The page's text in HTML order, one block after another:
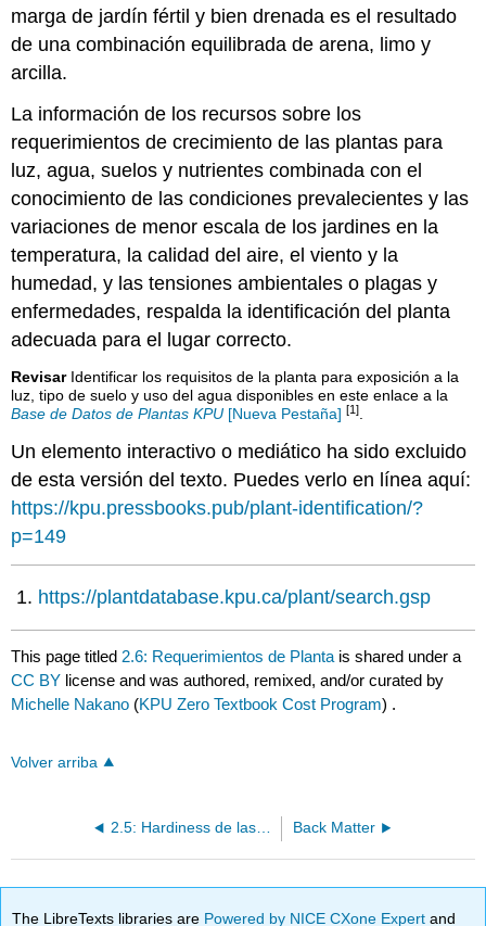
marga de jardín fértil y bien drenada es el resultado
de una combinación equilibrada de arena, limo y
arcilla.
La información de los recursos sobre los
requerimientos de crecimiento de las plantas para
luz, agua, suelos y nutrientes combinada con el
conocimiento de las condiciones prevalecientes y las
variaciones de menor escala de los jardines en la
temperatura, la calidad del aire, el viento y la
humedad, y las tensiones ambientales o plagas y
enfermedades, respalda la identificación del planta
adecuada para el lugar correcto.
RevisarIdentificar los requisitos de la planta para exposición a la
luz, tipo de suelo y uso del agua disponibles en este enlace a la
Base de Datos de Plantas KPU [Nueva Pestaña] [1]
Un elemento interactivo o mediático ha sido excluido
de esta versión del texto. Puedes verlo en línea aquí:
https://kpu.pressbooks.pub/plant-identification/?
p=149
https://plantdatabase.kpu.ca/plant/search.gsp
This page titled 2.6: Requerimientos de Planta is shared under a
CC BY license and was authored, remixed, and/or curated by
Michelle Nakano (KPU Zero Textbook Cost Program) .
Volver arriba
Back Matter
The LibreTexts libraries are Powered by NICE CXone Expertand